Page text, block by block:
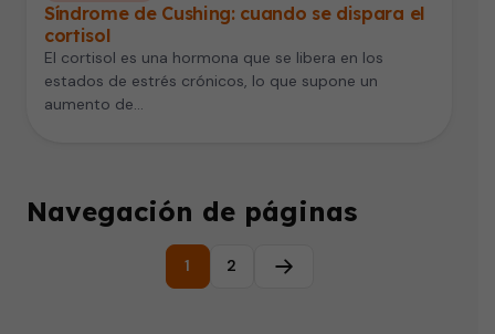
Síndrome de Cushing: cuando se dispara el
cortisol
El cortisol es una hormona que se libera en los
estados de estrés crónicos, lo que supone un
aumento de…
Navegación de páginas
1 2 Página siguiente